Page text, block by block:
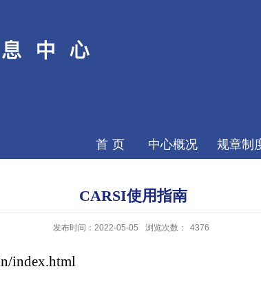
首页 中心概况 规章制
​CARSI使用指南
发布时间：2022-05-05 浏览次数： 4376
index.html